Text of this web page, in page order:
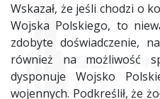
Wskazał, że jeśli chodzi o
Wojska Polskiego, to
zdobyte doświadczenie,
również na możliwość
dysponuje Wojsko
wojennych. Podkreślił, że